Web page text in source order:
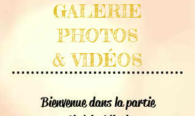
GALERIE
PHOTOS
& VIDÉOS
Bienvenue dans la partie